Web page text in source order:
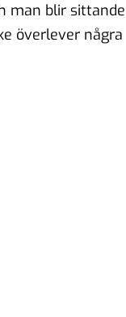
man blir sittande
överlever några